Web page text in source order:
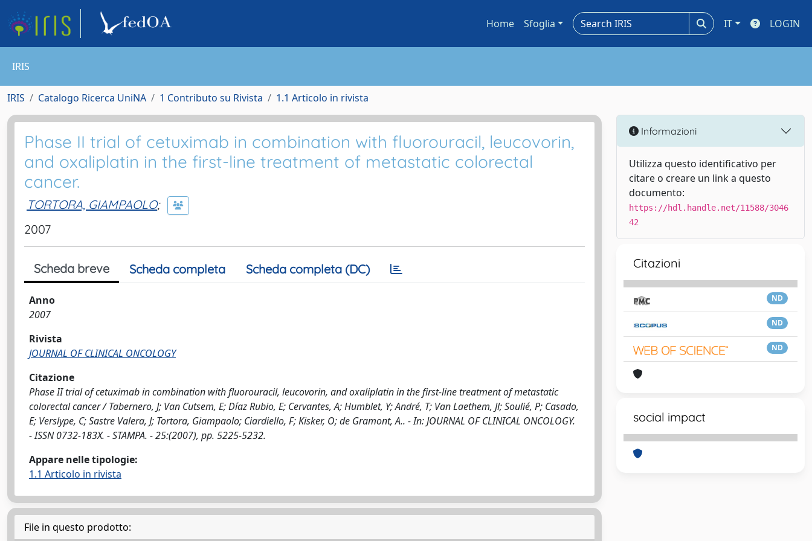
Home Sfoglia IT LOGIN
IRIS
IRIS Catalogo Ricerca UniNA 1 Contributo su Rivista 1.1 Articolo in rivista
Phase II trial of cetuximab in combination with fluorouracil, leucovorin,
and oxaliplatin in the first-line treatment of metastatic colorectal
cancer.
TORTORA, GIAMPAOLO;
2007
Scheda breve Scheda completa Scheda completa (DC)
Anno
2007
Rivista
JOURNAL OF CLINICAL ONCOLOGY
Citazione
Phase II trial of cetuximab in combination with fluorouracil, leucovorin, and oxaliplatin in the first-line treatment of metastatic
colorectal cancer / Tabernero, J; Van Cutsem, E; Díaz Rubio, E; Cervantes, A; Humblet, Y; André, T; Van Laethem, Jl; Soulié, P; Casado,
E; Verslype, C; Sastre Valera, J; Tortora, Giampaolo; Ciardiello, F; Kisker, O; de Gramont, A.. - In: JOURNAL OF CLINICAL ONCOLOGY.
- ISSN 0732-183X. - STAMPA. - 25:(2007), pp. 5225-5232.
Appare nelle tipologie:
1.1 Articolo in rivista
File in questo prodotto:
Informazioni
Utilizza questo identificativo per
citare o creare un link a questo
documento:
https://hdl.handle.net/11588/3046
42
Citazioni
ND
ND
ND
social impact